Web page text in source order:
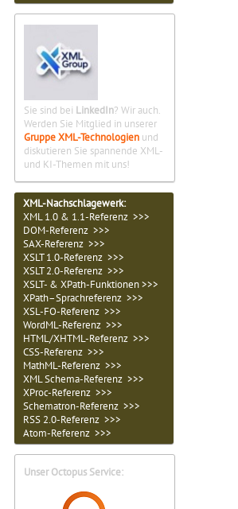
Sie sind bei LinkedIn? Wir auch.
Werden Sie Mitglied in unserer
Gruppe XML-Technologien und
diskutieren Sie spannende XML-
und KI-Themen mit uns!
XML-Nachschlagewerk:
XML 1.0 & 1.1-Referenz >>>
DOM-Referenz >>>
SAX-Referenz >>>
XSLT 1.0-Referenz >>>
XSLT 2.0-Referenz >>>
XSLT- & XPath-Funktionen >>>
XPath–Sprachreferenz >>>
XSL-FO-Referenz >>>
WordML-Referenz >>>
HTML/XHTML-Referenz >>>
CSS-Referenz >>>
MathML-Referenz >>>
XML Schema-Referenz >>>
XProc-Referenz >>>
Schematron-Referenz >>>
RSS 2.0-Referenz >>>
Atom-Referenz >>>
Unser Octopus Service: